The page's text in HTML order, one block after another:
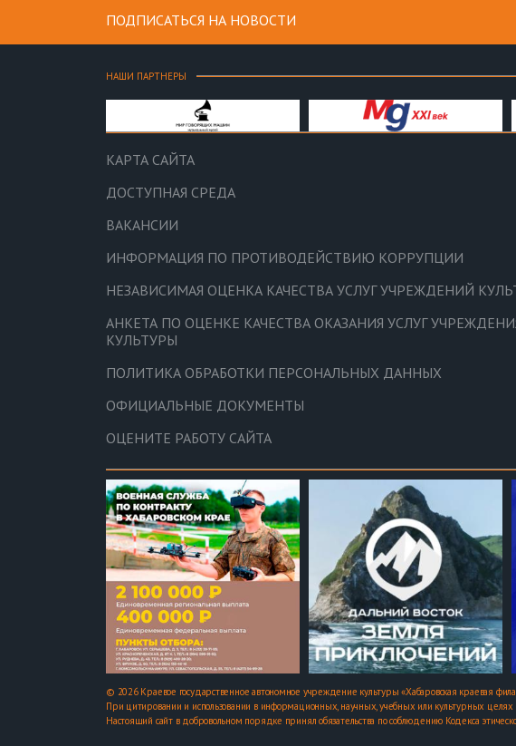
ПОДПИСАТЬСЯ НА НОВОСТИ
НАШИ ПАРТНЕРЫ
КАРТА САЙТА
ДОСТУПНАЯ СРЕДА
ВАКАНСИИ
ИНФОРМАЦИЯ ПО ПРОТИВОДЕЙСТВИЮ КОРРУПЦИИ
НЕЗАВИСИМАЯ ОЦЕНКА КАЧЕСТВА УСЛУГ УЧРЕЖДЕНИЙ
АНКЕТА ПО ОЦЕНКЕ КАЧЕСТВА ОКАЗАНИЯ УСЛУГ
КУЛЬТУРЫ
ПОЛИТИКА ОБРАБОТКИ ПЕРСОНАЛЬНЫХ ДАННЫХ
ОФИЦИАЛЬНЫЕ ДОКУМЕНТЫ
ОЦЕНИТЕ РАБОТУ САЙТА
© 2026 Краевое государственное автономное учреждение культуры «Хабаровская краевая
При цитировании и использовании в информационных, научных, учебных или культурных
Настоящий сайт в добровольном порядке принял обязательства по соблюдению Кодекса